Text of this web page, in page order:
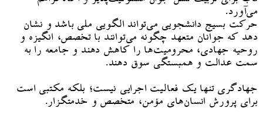
می‌آورد.
حرکت بسیج دانشجویی می‌تواند الگویی ملی باشد و نشان
دهد که جوانان متعهد چگونه می‌توانند با تخصص، انگیزه و
روحیه جهادی، محرومیت‌ها را کاهش دهند و جامعه را به
سمت عدالت و همبستگی سوق دهند.
جهادگری تنها یک فعالیت اجرایی نیست؛ بلکه مکتبی است
برای پرورش انسان‌های مؤمن، متخصص و خدمتگزار.